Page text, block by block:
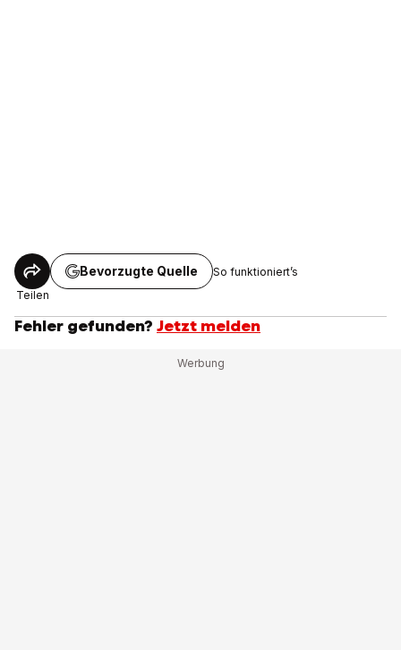
Teilen
Bevorzugte Quelle So funktioniert’s
Fehler gefunden? Jetzt melden